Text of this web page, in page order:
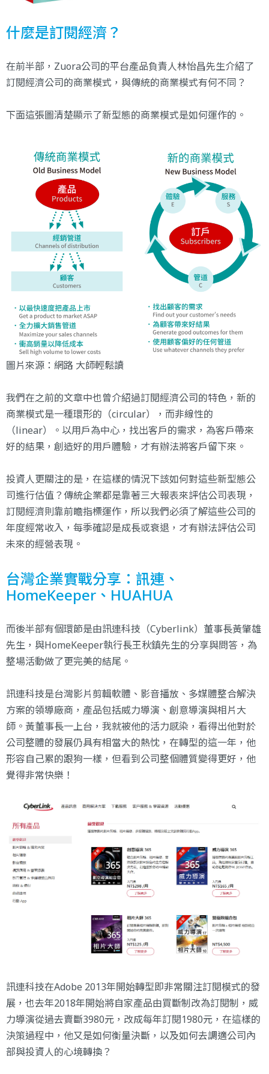
什麼是訂閱經濟？
在前半部，Zuora公司的平台產品負責人林怡昌先生介紹了
訂閱經濟公司的商業模式，與傳統的商業模式有何不同？
下面這張圖清楚顯示了新型態的商業模式是如何運作的。
圖片來源： 網路 大師輕鬆讀
我們在之前的文章中也曾介紹過訂閱經濟公司的特色，新的
商業模式是一種環形的（circular），而非線性的
（linear）。以用戶為中心，找出客戶的需求，為客戶帶來
好的結果，創造好的用戶體驗，才有辦法將客戶留下來。
投資人更關注的是，在這樣的情況下該如何對這些新型態公
司進行估值？傳統企業都是靠著三大報表來評估公司表現，
訂閱經濟則靠前瞻指標運作，所以我們必須了解這些公司的
年度經常收入，每季確認是成長或衰退，才有辦法評估公司
未來的經營表現。
台灣企業實戰分享：訊連、
HomeKeeper、HUAHUA
而後半部有個環節是由訊連科技（Cyberlink）董事長黃肇雄
先生，與HomeKeeper執行長王秋鎮先生的分享與問答，為
整場活動做了更完美的結尾。
訊連科技是台灣影片剪輯軟體、影音播放、多媒體整合解決
方案的領導廠商，產品包括威力導演、創意導演與相片大
師。黃董事長一上台，我就被他的活力感染，看得出他對於
公司整體的發展仍具有相當大的熱忱，在轉型的這一年，他
形容自己累的跟狗一樣，但看到公司整個體質變得更好，他
覺得非常快樂！
訊連科技在Adobe 2013年開始轉型即非常關注訂閱模式的發
展，也去年2018年開始將自家產品由買斷制改為訂閱制，威
力導演從過去賣斷3980元，改成每年訂閱1980元，在這樣的
決策過程中，他又是如何衡量決斷，以及如何去調適公司內
部與投資人的心境轉換？